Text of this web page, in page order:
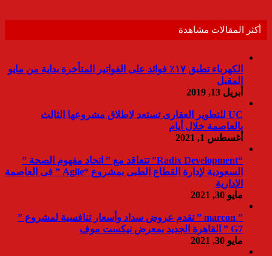
أكثر المقالات مشاهدة
الكهرباء تطبق ١٧٪ فوائد على الفواتير المتأخرة بداية من مايو
المقبل
أبريل 13, 2019
UC للتطوير العقارى تستعد لاطلاق مشروعها الثالث
بالعاصمة خلال أيام
أغسطس 1, 2021
“Radix Development” تتعاقد مع ” اتحاد مفهوم الصحة ”
السعودية لإدارة القطاع الطبى بمشروع “Agile ” فى العاصمة
الإدارية
مايو 30, 2021
” marcon ” تقدم عروض سداد وأسعار تنافسية لمشروع ”
G7 ” القاهرة الجديد بمعرض نيكست موف
مايو 30, 2021